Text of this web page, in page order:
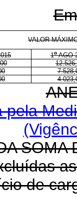
VALOR
1oAGO
pela
SOMA
de